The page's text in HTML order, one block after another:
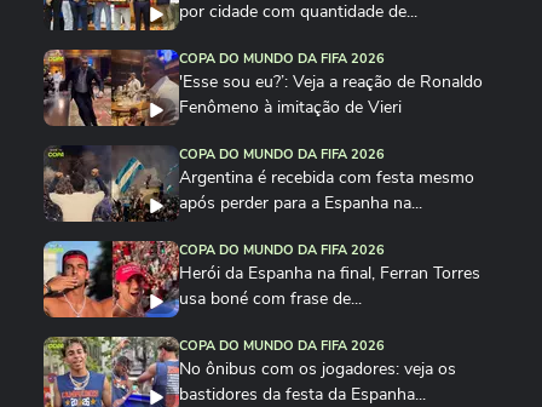
por cidade com quantidade de...
COPA DO MUNDO DA FIFA 2026
'Esse sou eu?’: Veja a reação de Ronaldo
Fenômeno à imitação de Vieri
COPA DO MUNDO DA FIFA 2026
Argentina é recebida com festa mesmo
após perder para a Espanha na...
COPA DO MUNDO DA FIFA 2026
Herói da Espanha na final, Ferran Torres
usa boné com frase de...
COPA DO MUNDO DA FIFA 2026
No ônibus com os jogadores: veja os
bastidores da festa da Espanha...